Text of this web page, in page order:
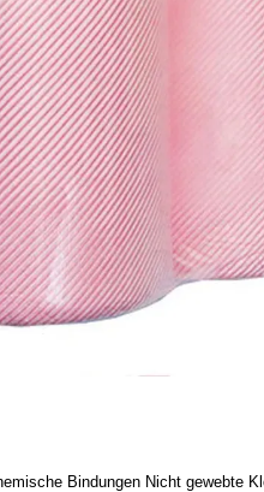
Bindungen Nicht gewebte